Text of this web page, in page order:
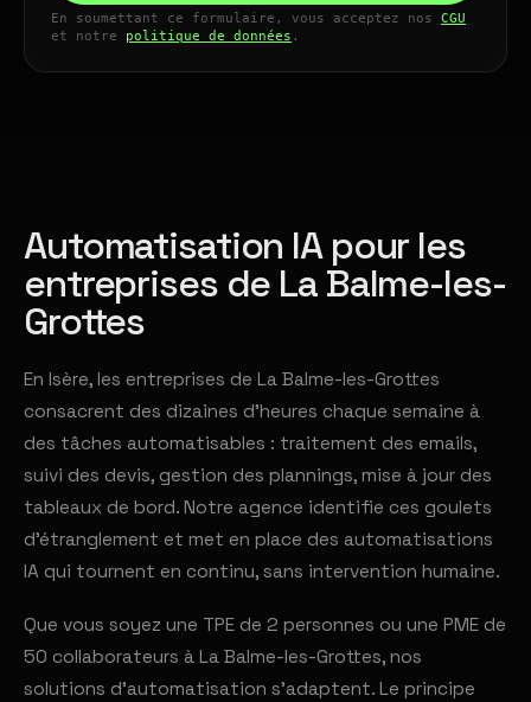
En soumettant ce formulaire, vous acceptez nos CGU
et notre politique de données .
Automatisation IA pour les
entreprises de La Balme-les-
Grottes
En Isère, les entreprises de La Balme-les-Grottes
consacrent des dizaines d'heures chaque semaine à
des tâches automatisables : traitement des emails,
suivi des devis, gestion des plannings, mise à jour des
tableaux de bord. Notre agence identifie ces goulets
d'étranglement et met en place des automatisations
IA qui tournent en continu, sans intervention humaine.
Que vous soyez une TPE de 2 personnes ou une PME de
50 collaborateurs à La Balme-les-Grottes, nos
solutions d'automatisation s'adaptent. Le principe